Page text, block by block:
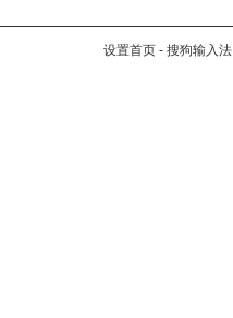
设置首页 - 搜狗输入法